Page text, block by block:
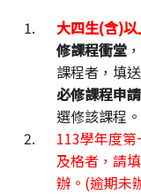
大四生(含)
修課程衝堂
課程者，填
必修課程申
選修該課程。
113學年度
及格者，請
辦。(逾期未